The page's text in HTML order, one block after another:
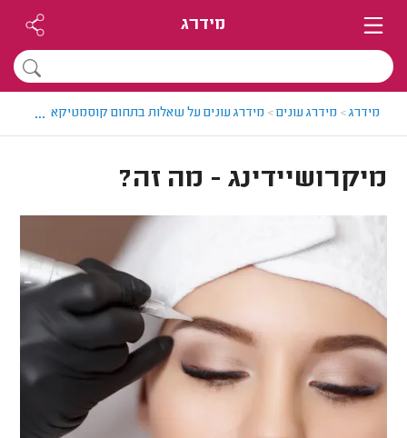
מידרג
מידרג> מידרג עונים> מידרג עונים על שאלות בתחום קוסמטיקאיות
...
מיקרושיידינג - מה זה?